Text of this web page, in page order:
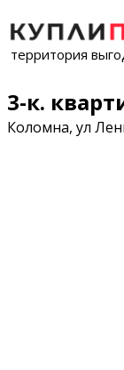
территория
3-к.
Коломна, ул